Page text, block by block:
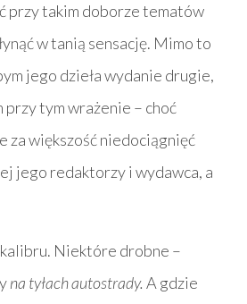
przy takim doborze tematów
w tanią sensację. Mimo to
jego dzieła wydanie drugie,
tym wrażenie – choć
za większość niedociągnięć
jego redaktorzy i wydawca, a
kalibru. Niektóre drobne –
na tyłach autostrady. A gdzie